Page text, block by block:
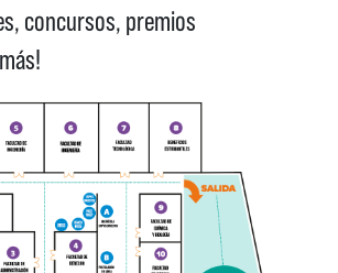
concursos, premios